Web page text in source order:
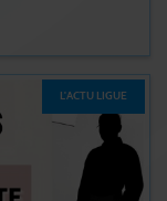
L'ACTU LIGUE